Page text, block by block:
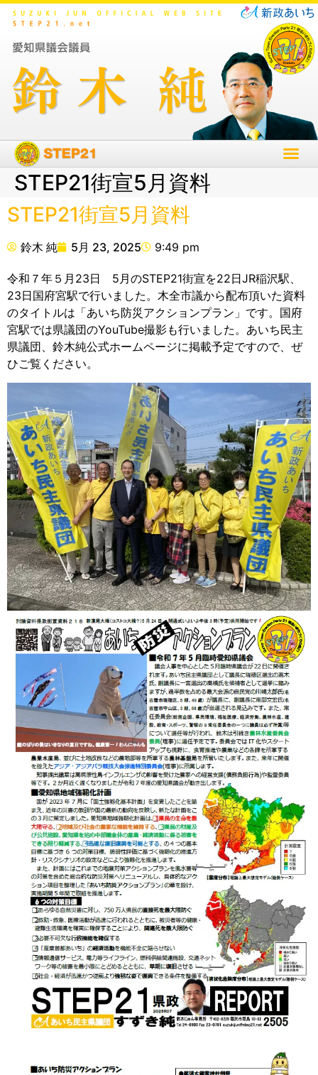
STEP21街宣5月資料
STEP21街宣5月資料
鈴木 純 5月 23, 2025 9:49 pm
令和７年５月23日 5月のSTEP21街宣を22日JR稲沢駅、
23日国府宮駅で行いました。木全市議から配布頂いた資料
のタイトルは「あいち防災アクションプラン」です。国府
宮駅では県議団のYouTube撮影も行いました。あいち民主
県議団、鈴木純公式ホームページに掲載予定ですので、ぜ
ひご覧ください。